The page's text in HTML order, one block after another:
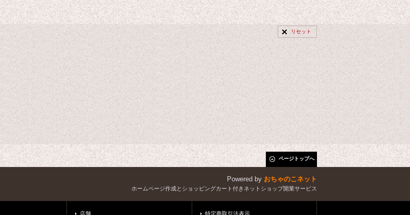
リセット
ページトップへ
Powered by おちゃのこネット
ホームページ作成とショッピングカート付きネットショップ開業サービス
店舗 特定商取引法表示